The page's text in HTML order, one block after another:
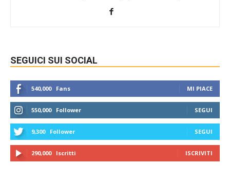
SEGUICI SUI SOCIAL
540,000 Fans MI PIACE
550,000 Follower SEGUI
9,300 Follower SEGUI
290,000 Iscritti ISCRIVITI